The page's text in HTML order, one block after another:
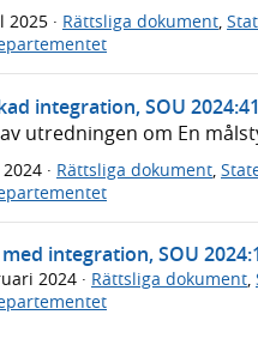
2025 · Rättsliga dokument,
integration, SOU 2024:41
utredningen om En
· Rättsliga dokument
integration, SOU
2024 · Rättsliga dokument,